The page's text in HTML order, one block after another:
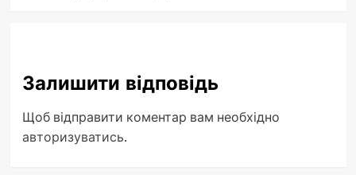
Залишити відповідь
Щоб відправити коментар вам необхідно
авторизуватись.